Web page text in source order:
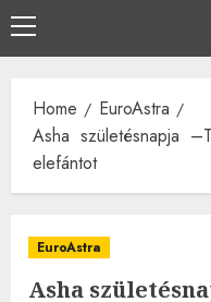
Primary
Menu
Home
EuroAstra
Asha születésnapja
elefántot
EuroAstra
Asha